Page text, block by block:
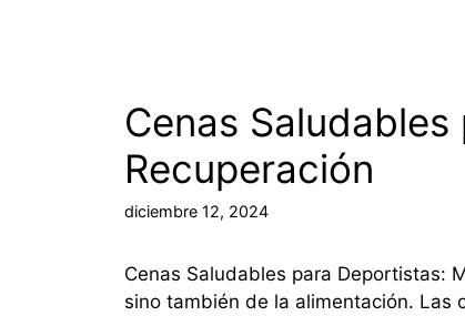
Cenas
Recuperación
diciembre 12, 2024
Cenas Saludables para Deportistas:
sino también de la alimentación. Las